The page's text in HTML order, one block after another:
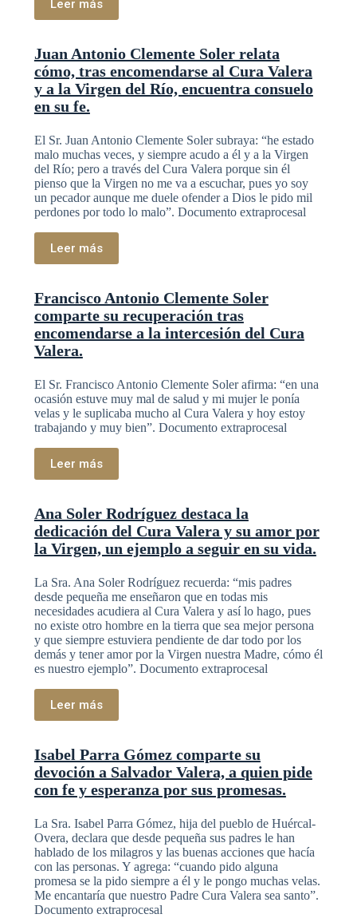
Leer más
Juan Antonio Clemente Soler relata
cómo, tras encomendarse al Cura Valera
y a la Virgen del Río, encuentra consuelo
en su fe.
El Sr. Juan Antonio Clemente Soler subraya: “he estado
malo muchas veces, y siempre acudo a él y a la Virgen
del Río; pero a través del Cura Valera porque sin él
pienso que la Virgen no me va a escuchar, pues yo soy
un pecador aunque me duele ofender a Dios le pido mil
perdones por todo lo malo”. Documento extraprocesal
Leer más
Francisco Antonio Clemente Soler
comparte su recuperación tras
encomendarse a la intercesión del Cura
Valera.
El Sr. Francisco Antonio Clemente Soler afirma: “en una
ocasión estuve muy mal de salud y mi mujer le ponía
velas y le suplicaba mucho al Cura Valera y hoy estoy
trabajando y muy bien”. Documento extraprocesal
Leer más
Ana Soler Rodríguez destaca la
dedicación del Cura Valera y su amor por
la Virgen, un ejemplo a seguir en su vida.
La Sra. Ana Soler Rodríguez recuerda: “mis padres
desde pequeña me enseñaron que en todas mis
necesidades acudiera al Cura Valera y así lo hago, pues
no existe otro hombre en la tierra que sea mejor persona
y que siempre estuviera pendiente de dar todo por los
demás y tener amor por la Virgen nuestra Madre, cómo él
es nuestro ejemplo”. Documento extraprocesal
Leer más
Isabel Parra Gómez comparte su
devoción a Salvador Valera, a quien pide
con fe y esperanza por sus promesas.
La Sra. Isabel Parra Gómez, hija del pueblo de Huércal-
Overa, declara que desde pequeña sus padres le han
hablado de los milagros y las buenas acciones que hacía
con las personas. Y agrega: “cuando pido alguna
promesa se la pido siempre a él y le pongo muchas velas.
Me encantaría que nuestro Padre Cura Valera sea santo”.
Documento extraprocesal